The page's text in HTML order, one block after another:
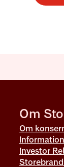
Om
Om
Investor